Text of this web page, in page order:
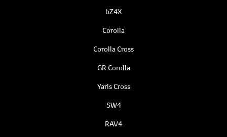
bZ4X
Corolla
Corolla Cross
GR Corolla
Yaris Cross
SW4
RAV4